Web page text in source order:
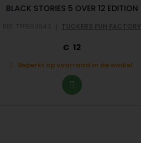
BLACK STORIES 5 OVER 12 EDITION
REF: TFF883843 | TUCKERS FUN FACTORY
12
Beperkt op voorraad in de winkel.